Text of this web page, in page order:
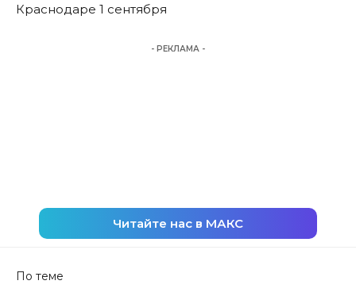
Краснодаре 1 сентября
- РЕКЛАМА -
Читайте нас в МАКС
По теме